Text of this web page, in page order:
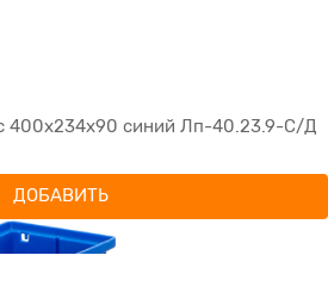
400х234х90 синий Лп-40.23.9-С/Д
ДОБАВИТЬ